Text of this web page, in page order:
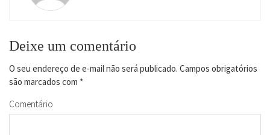
Deixe um comentário
O seu endereço de e-mail não será publicado. Campos obrigatórios
são marcados com *
Comentário